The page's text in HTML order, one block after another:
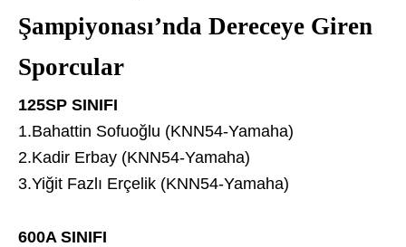
Şampiyonası’nda Dereceye Giren
Sporcular
125SP SINIFI
1.Bahattin Sofuoğlu (KNN54-Yamaha)
2.Kadir Erbay (KNN54-Yamaha)
3.Yiğit Fazlı Erçelik (KNN54-Yamaha)
600A SINIFI